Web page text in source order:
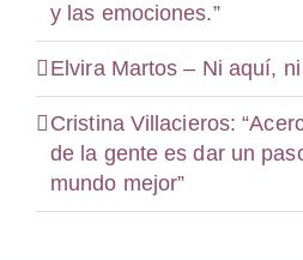
y las emociones.”
Elvira Martos – Ni aquí,
Cristina Villacieros:
de la gente es dar un
mundo mejor”